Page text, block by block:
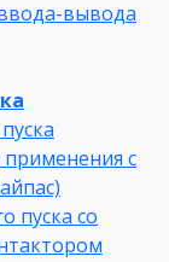
вывода
применения с
пуска со